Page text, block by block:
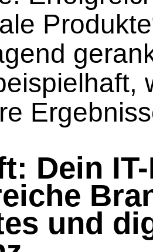
Dein
und